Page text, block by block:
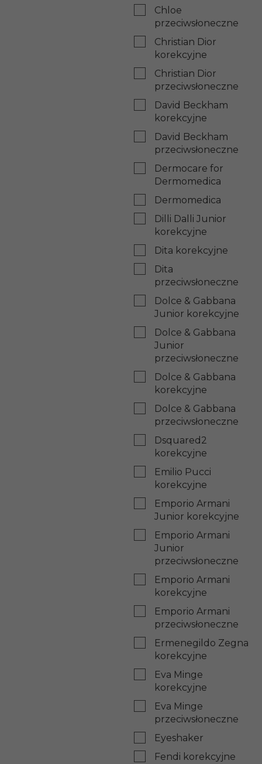
Chloe
przeciwsłoneczne
Christian Dior
korekcyjne
Christian Dior
przeciwsłoneczne
David Beckham
korekcyjne
David Beckham
przeciwsłoneczne
Dermocare for
Dermomedica
Dermomedica
Dilli Dalli Junior
korekcyjne
Dita korekcyjne
Dita
przeciwsłoneczne
Dolce & Gabbana
Junior korekcyjne
Dolce & Gabbana
Junior
przeciwsłoneczne
Dolce & Gabbana
korekcyjne
Dolce & Gabbana
przeciwsłoneczne
Dsquared2
korekcyjne
Emilio Pucci
korekcyjne
Emporio Armani
Junior korekcyjne
Emporio Armani
Junior
przeciwsłoneczne
Emporio Armani
korekcyjne
Emporio Armani
przeciwsłoneczne
Ermenegildo Zegna
korekcyjne
Eva Minge
korekcyjne
Eva Minge
przeciwsłoneczne
Eyeshaker
Fendi korekcyjne